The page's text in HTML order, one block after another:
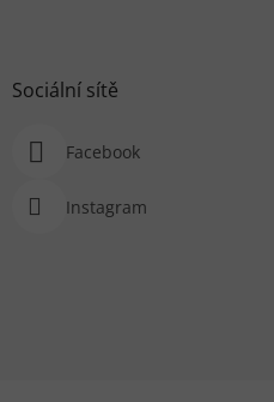
Sociální sítě
Facebook
Instagram